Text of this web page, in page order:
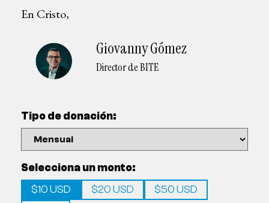
En Cristo,
Giovanny Gómez
Director de BITE
Tipo de donación:
Selecciona un monto:
$10 USD
$20 USD
$50 USD